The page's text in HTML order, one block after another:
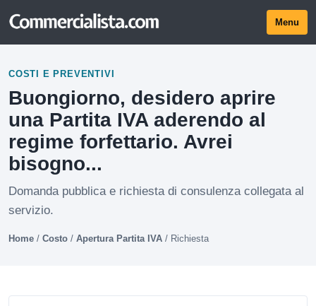
Menu
COSTI E PREVENTIVI
Buongiorno, desidero aprire
una Partita IVA aderendo al
regime forfettario. Avrei
bisogno...
Domanda pubblica e richiesta di consulenza collegata al
servizio.
Home / Costo / Apertura Partita IVA / Richiesta